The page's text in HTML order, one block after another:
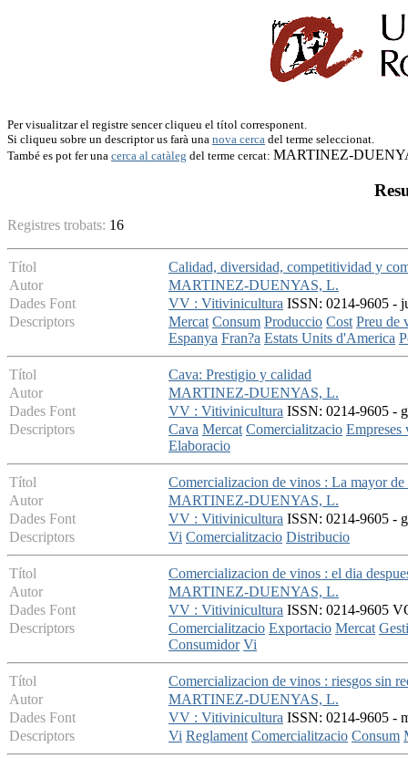
Per visualitzar el registre sencer cliqueu el títol corresponent.
Si cliqueu sobre un descriptor us farà una nova cerca del terme seleccionat.
També es pot fer una cerca al catàleg del terme cercat: MARTINEZ-
Registres trobats: 16
Títol
Calidad, diversidad, competitividad y
Autor
MARTINEZ-DUENYAS, L.
Dades Font
VV : Vitivinicultura ISSN: 0214-9605 -
Descriptors
Mercat Consum Produccio Cost Preu de
Espanya Fran?a Estats Units d'America
Títol
Cava: Prestigio y calidad
Autor
MARTINEZ-DUENYAS, L.
Dades Font
VV : Vitivinicultura ISSN: 0214-9605 -
Descriptors
Cava Mercat Comercialitzacio
Elaboracio
Títol
Comercializacion de vinos : La mayor de
Autor
MARTINEZ-DUENYAS, L.
Dades Font
VV : Vitivinicultura ISSN: 0214-9605 -
Descriptors
Vi Comercialitzacio Distribucio
Títol
Comercializacion de vinos : el dia
Autor
MARTINEZ-DUENYAS, L.
Dades Font
VV : Vitivinicultura ISSN: 0214-9605
Descriptors
Comercialitzacio Exportacio Mercat
Consumidor Vi
Títol
Comercializacion de vinos : riesgos sin
Autor
MARTINEZ-DUENYAS, L.
Dades Font
VV : Vitivinicultura ISSN: 0214-9605 -
Descriptors
Vi Reglament Comercialitzacio Consum